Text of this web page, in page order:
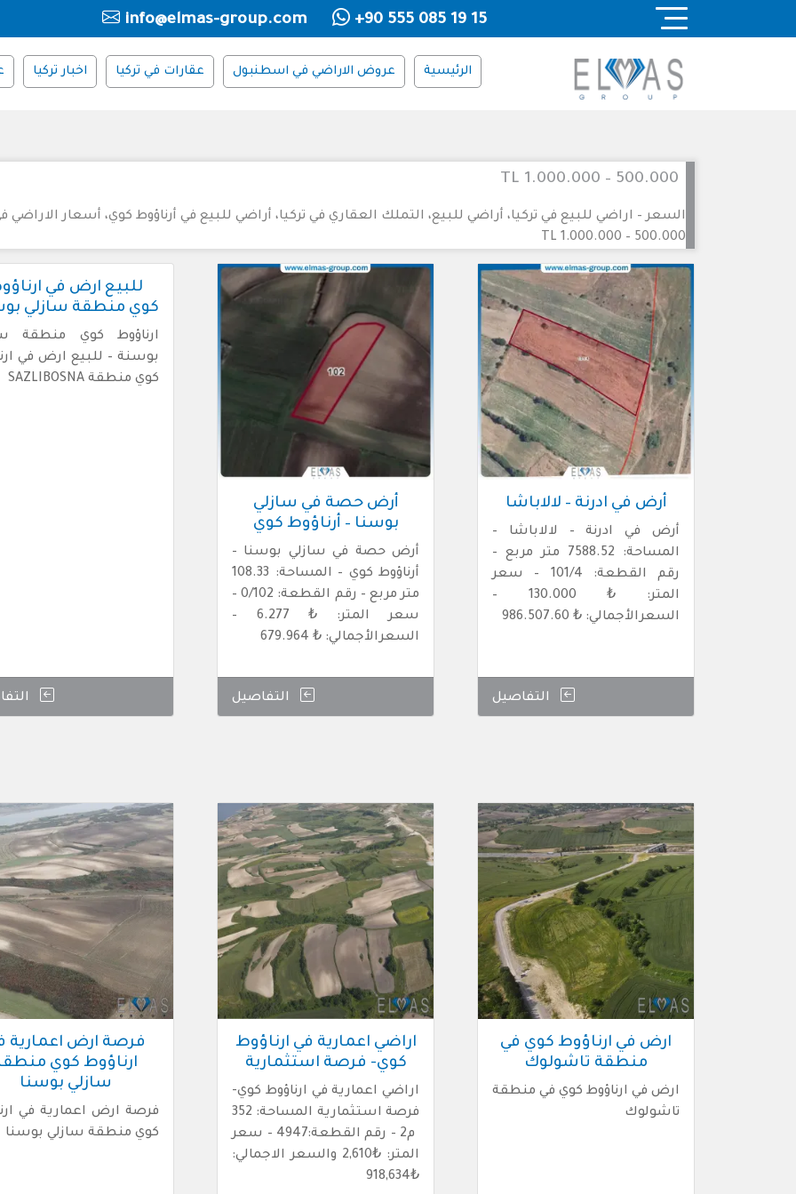
+90 555 085 19 15
info@elmas-group.com
الرئيسية عروض الاراضي في اسطنبول عقارات في تركيا اخبار تركيا
500.000 – 1.000.000 TL
السعر – اراضي للبيع في تركيا، أراضي للبيع، التملك العقاري في تركيا، أراضي للبيع في أرناؤوط كوي، أسعار الاراضي
500.000 – 1.000.000 TL
أرض في ادرنة – لالاباشا
أرض في ادرنة – لالاباشا –
المساحة: 7588.52 متر مربع –
رقم القطعة: 101/4 – سعر
المتر: ₺ 130.000 –
السعرالأجمالي: ₺ 986.507.60
التفاصيل
أرض حصة في سازلي
بوسنا – أرناؤوط كوي
أرض حصة في سازلي بوسنا –
أرناؤوط كوي – المساحة: 108.33
متر مربع – رقم القطعة: 0/102 –
سعر المتر: ₺ 6.277 –
السعرالأجمالي: ₺ 679.964
التفاصيل
للبيع ارض في
كوي منطقة سازلي
ارناؤوط كوي منطقة
بوسنة – للبيع ارض في
كوي منطقة SAZLIBOSNA
ارض في ارناؤوط كوي في
منطقة تاشولوك
ارض في ارناؤوط كوي في منطقة
تاشولوك
اراضي اعمارية في ارناؤوط
كوي- فرصة استثمارية
اراضي اعمارية في ارناؤوط كوي-
فرصة استثمارية المساحة: 352
م2 – رقم القطعة:4947 – سعر
المتر: ₺2,610 والسعر الاجمالي:
₺918,634
فرصة ارض اعمارية
ارناؤوط كوي
سازلي بوسنا
فرصة ارض اعمارية في
كوي منطقة سازلي بوسنا